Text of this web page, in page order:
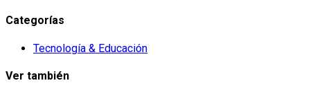
Categorías
Tecnología & Educación
Ver también